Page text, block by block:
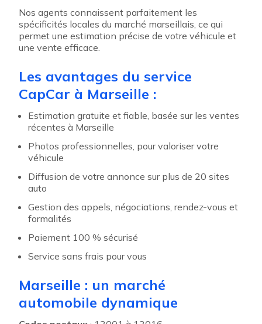
Nos agents connaissent parfaitement les
spécificités locales du marché marseillais, ce qui
permet une estimation précise de votre véhicule et
une vente efficace.
Les avantages du service
CapCar à Marseille :
Estimation gratuite et fiable, basée sur les ventes
récentes à Marseille
Photos professionnelles, pour valoriser votre
véhicule
Diffusion de votre annonce sur plus de 20 sites
auto
Gestion des appels, négociations, rendez-vous et
formalités
Paiement 100 % sécurisé
Service sans frais pour vous
Marseille : un marché
automobile dynamique